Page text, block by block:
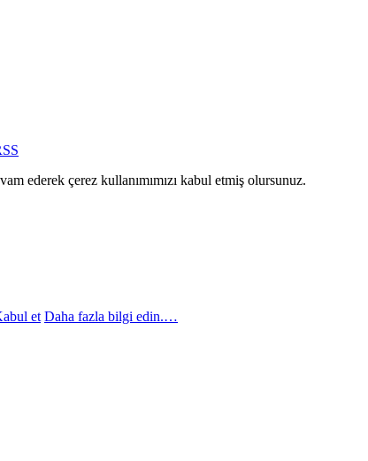
ederek çerez kullanımımızı kabul etmiş olursunuz.
et Daha fazla bilgi edin.…